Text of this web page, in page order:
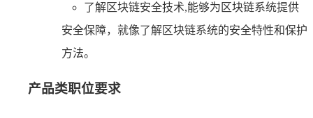
了解区块链安全技术,能够为区块链系统提供
安全保障，就像了解区块链系统的安全特性和保护
方法。
产品类职位要求